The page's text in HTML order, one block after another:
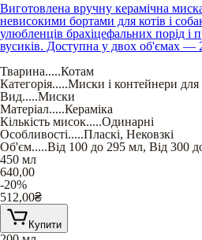
Виготовлена вручну керамічна
невисокими бортами для котів і
улюбленців брахіцефальних порід і
вусиків. Доступна у двох об'ємах —
Тварина.....Котам
Категорія.....Миски і контейнери для
Вид.....Миски
Матеріал.....Кераміка
Кількість мисок.....Одинарні
Особливості.....Пласкі, Нековзкі
Об'єм.....Від 100 до 295 мл, Від 300
450 мл
640,00
-20%
512,00₴
Купити